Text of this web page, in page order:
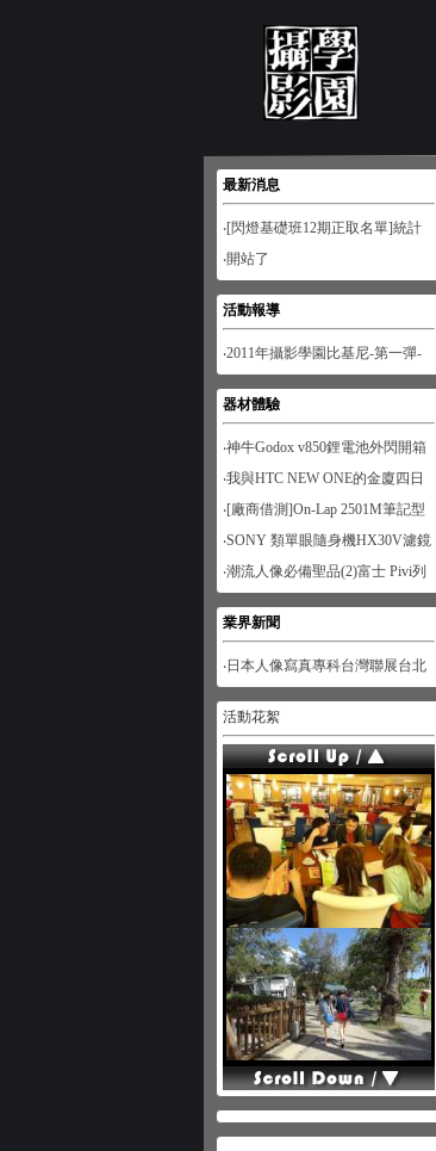
最新消息
‧[閃燈基礎班12期正取名單]統計
至1月28日
‧開站了
活動報導
‧2011年攝影學園比基尼-第一彈-
南寮風情
器材體驗
‧神牛Godox v850鋰電池外閃開箱
‧我與HTC NEW ONE的金廈四日
遊
‧[廠商借測]On-Lap 2501M筆記型
螢幕開箱試用
‧SONY 類單眼隨身機HX30V濾鏡
功能體驗-人像篇
‧潮流人像必備聖品(2)富士 Pivi列
印機
業界新聞
‧日本人像寫真專科台灣聯展台北
展
活動花絮